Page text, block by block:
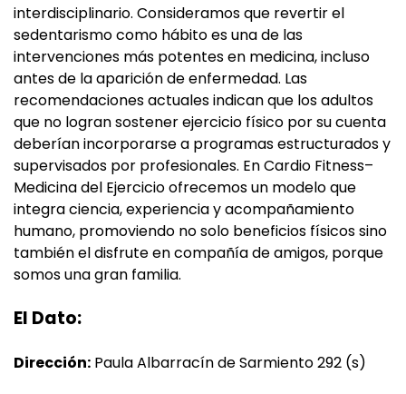
interdisciplinario. Consideramos que revertir el
sedentarismo como hábito es una de las
intervenciones más potentes en medicina, incluso
antes de la aparición de enfermedad. Las
recomendaciones actuales indican que los adultos
que no logran sostener ejercicio físico por su cuenta
deberían incorporarse a programas estructurados y
supervisados por profesionales. En Cardio Fitness–
Medicina del Ejercicio ofrecemos un modelo que
integra ciencia, experiencia y acompañamiento
humano, promoviendo no solo beneficios físicos sino
también el disfrute en compañía de amigos, porque
somos una gran familia.
El Dato:
Dirección: Paula Albarracín de Sarmiento 292 (s)